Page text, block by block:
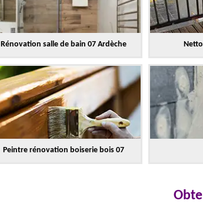
Rénovation salle de bain 07 Ardèche
Peintre rénovation boiserie bois 07